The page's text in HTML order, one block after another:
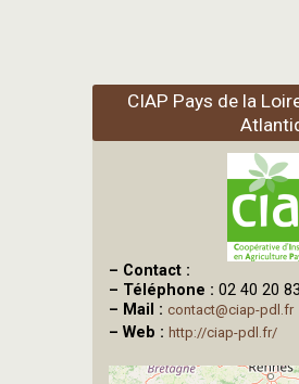
CIAP Pays de la
– Contact :
– Téléphone : 02 40 20
– Mail : contact@ciap-pdl.fr
– Web : http://ciap-pdl.fr/